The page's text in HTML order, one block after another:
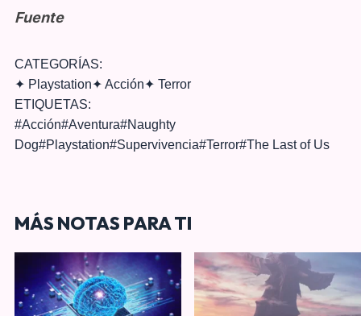
Fuente
CATEGORÍAS:
✦ Playstation✦ Acción✦ Terror
ETIQUETAS:
#Acción#Aventura#Naughty
Dog#Playstation#Supervivencia#Terror#The Last of Us
MÁS NOTAS PARA TI